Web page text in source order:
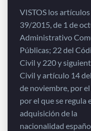
VISTOS los
39/2015, de 1 de
Administrativo
Públicas; 22 del
Civil y 220 y
Civil y artículo 14
de noviembre, por
por el que se regula
adquisición de la
nacionalidad